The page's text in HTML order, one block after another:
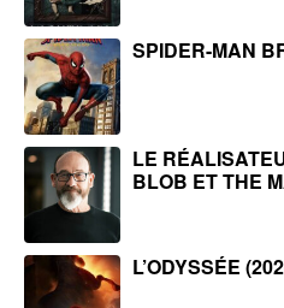
SPIDER-MAN
LE
BLOB ET THE
L’ODYSSÉE